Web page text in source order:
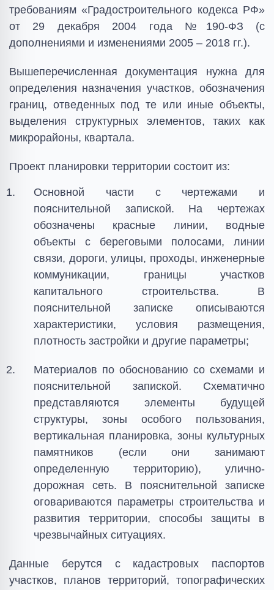
требованиям «Градостроительного кодекса РФ»
от 29 декабря 2004 года №190-ФЗ (с
дополнениями и изменениями 2005 – 2018 гг.).
Вышеперечисленная документация нужна для
определения назначения участков, обозначения
границ, отведенных под те или иные объекты,
выделения структурных элементов, таких как
микрорайоны, квартала.
Проект планировки территории состоит из:
Основной части с чертежами и
пояснительной запиской. На чертежах
обозначены красные линии, водные
объекты с береговыми полосами, линии
связи, дороги, улицы, проходы, инженерные
коммуникации, границы участков
капитального строительства. В
пояснительной записке описываются
характеристики, условия размещения,
плотность застройки и другие параметры;
Материалов по обоснованию со схемами и
пояснительной запиской. Схематично
представляются элементы будущей
структуры, зоны особого пользования,
вертикальная планировка, зоны культурных
памятников (если они занимают
определенную территорию), улично-
дорожная сеть. В пояснительной записке
оговариваются параметры строительства и
развития территории, способы защиты в
чрезвычайных ситуациях.
Данные берутся с кадастровых паспортов
участков, планов территорий, топографических